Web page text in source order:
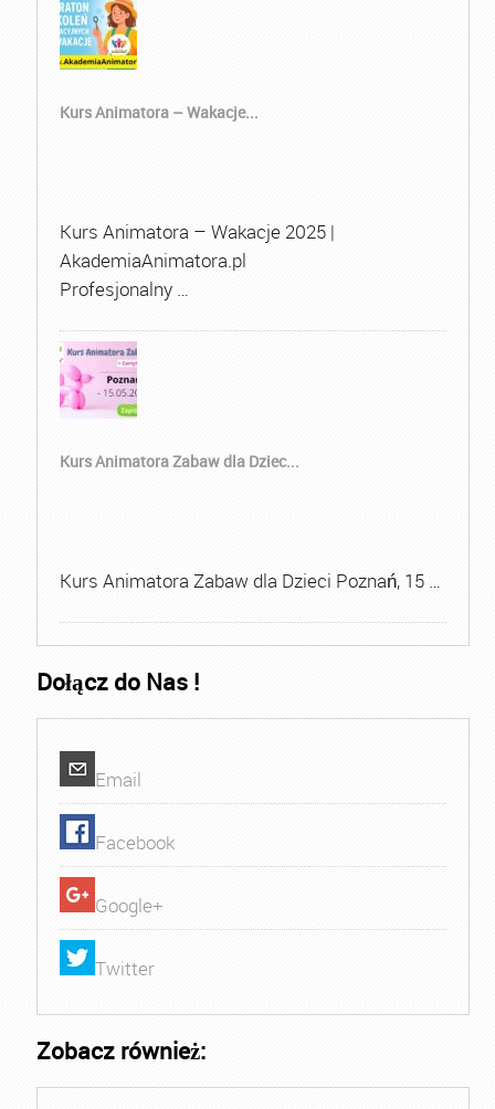
Kurs Animatora – Wakacje...
Kurs Animatora – Wakacje 2025 |
AkademiaAnimatora.pl
Profesjonalny …
Kurs Animatora Zabaw dla Dziec...
Kurs Animatora Zabaw dla Dzieci Poznań, 15 …
Dołącz do Nas !
Email
Facebook
Google+
Twitter
Zobacz również: